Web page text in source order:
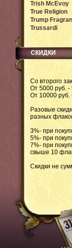
Trish McEvoy
True Religion
Trump
Trussardi
СКИДКИ
Со второго
От 5000 руб. -
От 10000 руб.
Разовые
разных
3%- при
5%- при
7%- при
свыше 10
Скидки не